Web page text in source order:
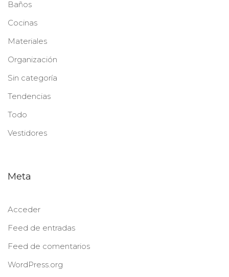
Baños
Cocinas
Materiales
Organización
Sin categoría
Tendencias
Todo
Vestidores
Meta
Acceder
Feed de entradas
Feed de comentarios
WordPress.org